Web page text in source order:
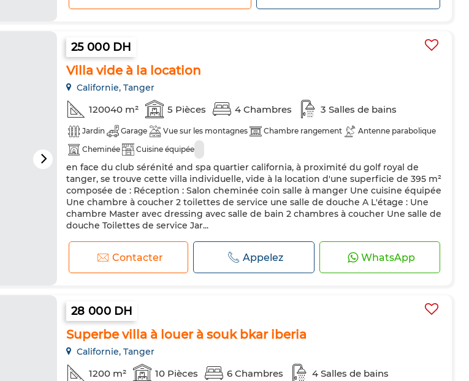
25 000 DH
Villa vide à la location
Californie, Tanger
120040 m² 5 Pièces 4 Chambres 3 Salles de bains
Jardin Garage Vue sur les montagnes Chambre rangement
Antenne parabolique
Cheminée
Cuisine équipée
en face du club sérénité and spa quartier california, à proximité du golf royal de
tanger, se trouve cette villa individuelle, vide à la location d'une superficie de 395 m²
composée de : Réception : Salon cheminée coin salle à manger Une cuisine équipée
Une chambre à coucher 2 toilettes de service une salle de douche A L'étage : Une
chambre Master avec dressing avec salle de bain 2 chambres à coucher Une salle de
douche Toilettes de service Jar...
Contacter Appelez WhatsApp
28 000 DH
Superbe villa à louer à souk bkar iberia
Californie, Tanger
1200 m² 10 Pièces 6 Chambres 4 Salles de bains